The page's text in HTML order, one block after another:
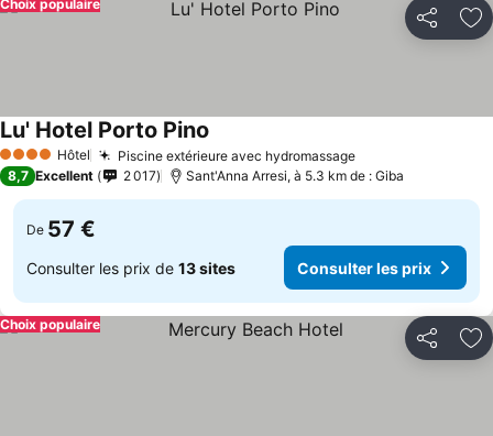
Partager
Choix populaire
4 Étoiles Hôtel Piscine extérieure avec hydromassageConsulter les
Lu' Hotel Porto Pino
8,7 Excellent 2 017 Sant'Anna Arresi, à 5.3 km de : Giba
De 57 €
Consulter les prix de 13 sites Consulter les prix
Partager
Choix populaire